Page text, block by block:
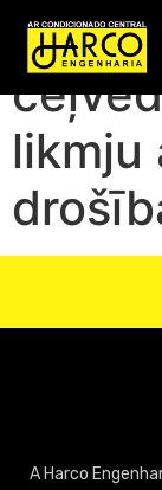
likmju
A Harco